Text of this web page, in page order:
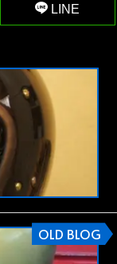
LINE
OLD BLOG